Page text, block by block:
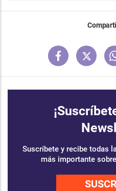
Suscríbete y recibe todas
más importante